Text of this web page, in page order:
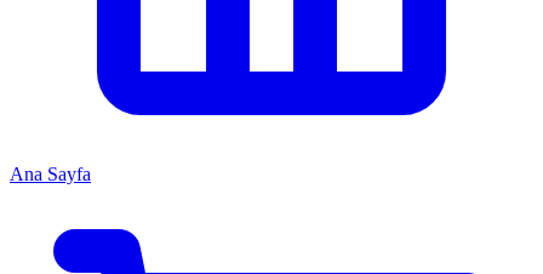
Ana Sayfa